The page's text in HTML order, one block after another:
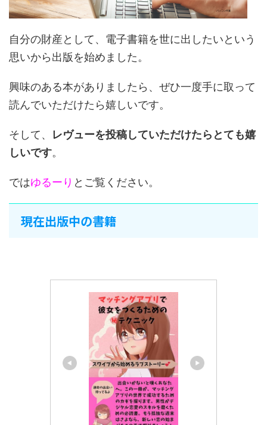
自分の財産として、電子書籍を世に出したいという
思いから出版を始めました。
興味のある本がありましたら、ぜひ一度手に取って
読んでいただけたら嬉しいです。
そして、 レヴューを投稿していただけたらとても嬉
しいです。
ではゆるーり とご覧ください。
現在出版中の書籍